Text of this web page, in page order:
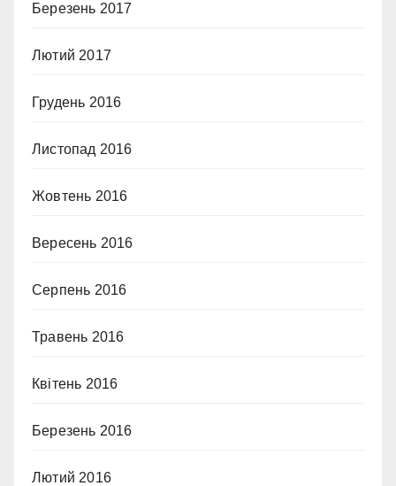
Березень 2017
Лютий 2017
Грудень 2016
Листопад 2016
Жовтень 2016
Вересень 2016
Серпень 2016
Травень 2016
Квітень 2016
Березень 2016
Лютий 2016